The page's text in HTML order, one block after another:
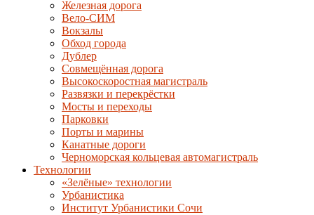
Железная дорога
Вело-СИМ
Вокзалы
Обход города
Дублер
Совмещённая дорога
Высокоскоростная магистраль
Развязки и перекрёстки
Мосты и переходы
Парковки
Порты и марины
Канатные дороги
Черноморская кольцевая автомагистраль
Технологии
«Зелёные» технологии
Урбанистика
Институт Урбанистики Сочи